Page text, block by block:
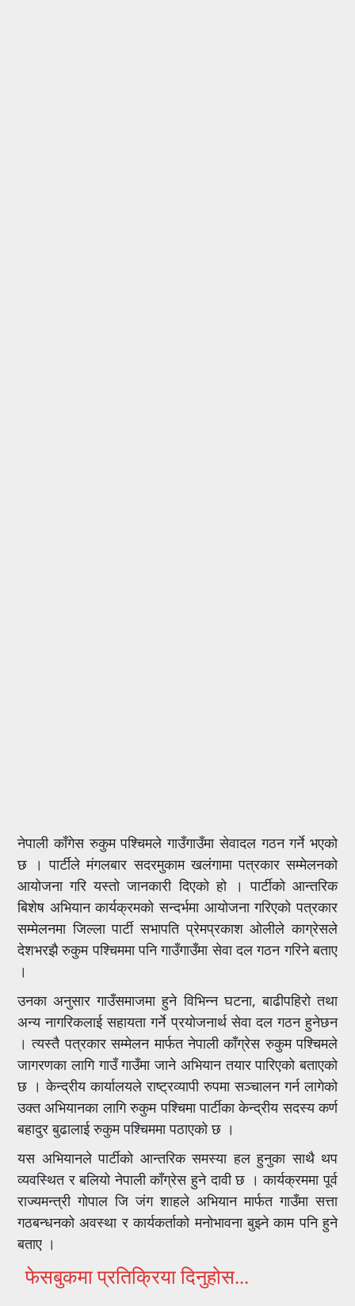
नेपाली काँगेस रुकुम पश्चिमले गाउँगाउँमा सेवादल गठन गर्ने भएको
छ । पार्टीले मंगलबार सदरमुकाम खलंगामा पत्रकार सम्मेलनको
आयोजना गरि यस्तो जानकारी दिएको हो । पार्टीको आन्तरिक
बिशेष अभियान कार्यक्रमको सन्दर्भमा आयोजना गरिएको पत्रकार
सम्मेलनमा जिल्ला पार्टी सभापति प्रेमप्रकाश ओलीले काग्रेसले
देशभरझै रुकुम पश्चिममा पनि गाउँगाउँमा सेवा दल गठन गरिने बताए
।
उनका अनुसार गाउँसमाजमा हुने विभिन्न घटना, बाढीपहिरो तथा
अन्य नागरिकलाई सहायता गर्ने प्रयोजनार्थ सेवा दल गठन हुनेछन
। त्यस्तै पत्रकार सम्मेलन मार्फत नेपाली काँग्रेस रुकुम पश्चिमले
जागरणका लागि गाउँ गाउँमा जाने अभियान तयार पारिएको बताएको
छ । केन्द्रीय कार्यालयले राष्ट्रव्यापी रुपमा सञ्चालन गर्न लागेको
उक्त अभियानका लागि रुकुम पश्चिमा पार्टीका केन्द्रीय सदस्य कर्ण
बहादुर बुढालाई रुकुम पश्चिममा पठाएको छ ।
यस अभियानले पार्टीको आन्तरिक समस्या हल हुनुका साथै थप
व्यवस्थित र बलियो नेपाली काँग्रेस हुने दावी छ । कार्यक्रममा पूर्व
राज्यमन्त्री गोपाल जि जंग शाहले अभियान मार्फत गाउँमा सत्ता
गठबन्धनको अवस्था र कार्यकर्ताको मनोभावना बुझ्ने काम पनि हुने
बताए ।
फेसबुकमा प्रतिक्रिया दिनुहोस...